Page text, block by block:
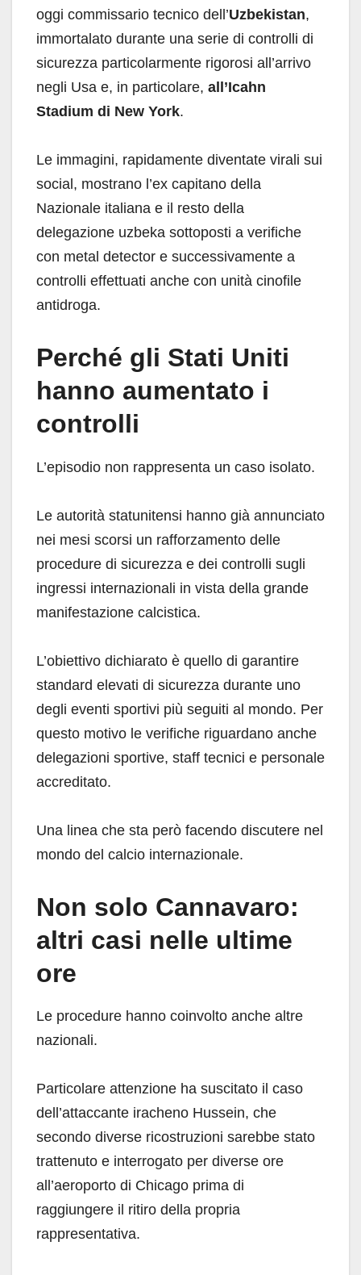
oggi commissario tecnico dell’Uzbekistan,
immortalato durante una serie di controlli di
sicurezza particolarmente rigorosi all’arrivo
negli Usa e, in particolare, all’Icahn
Stadium di New York.
Le immagini, rapidamente diventate virali sui
social, mostrano l’ex capitano della
Nazionale italiana e il resto della
delegazione uzbeka sottoposti a verifiche
con metal detector e successivamente a
controlli effettuati anche con unità cinofile
antidroga.
Perché gli Stati Uniti
hanno aumentato i
controlli
L’episodio non rappresenta un caso isolato.
Le autorità statunitensi hanno già annunciato
nei mesi scorsi un rafforzamento delle
procedure di sicurezza e dei controlli sugli
ingressi internazionali in vista della grande
manifestazione calcistica.
L’obiettivo dichiarato è quello di garantire
standard elevati di sicurezza durante uno
degli eventi sportivi più seguiti al mondo. Per
questo motivo le verifiche riguardano anche
delegazioni sportive, staff tecnici e personale
accreditato.
Una linea che sta però facendo discutere nel
mondo del calcio internazionale.
Non solo Cannavaro:
altri casi nelle ultime
ore
Le procedure hanno coinvolto anche altre
nazionali.
Particolare attenzione ha suscitato il caso
dell’attaccante iracheno Hussein, che
secondo diverse ricostruzioni sarebbe stato
trattenuto e interrogato per diverse ore
all’aeroporto di Chicago prima di
raggiungere il ritiro della propria
rappresentativa.